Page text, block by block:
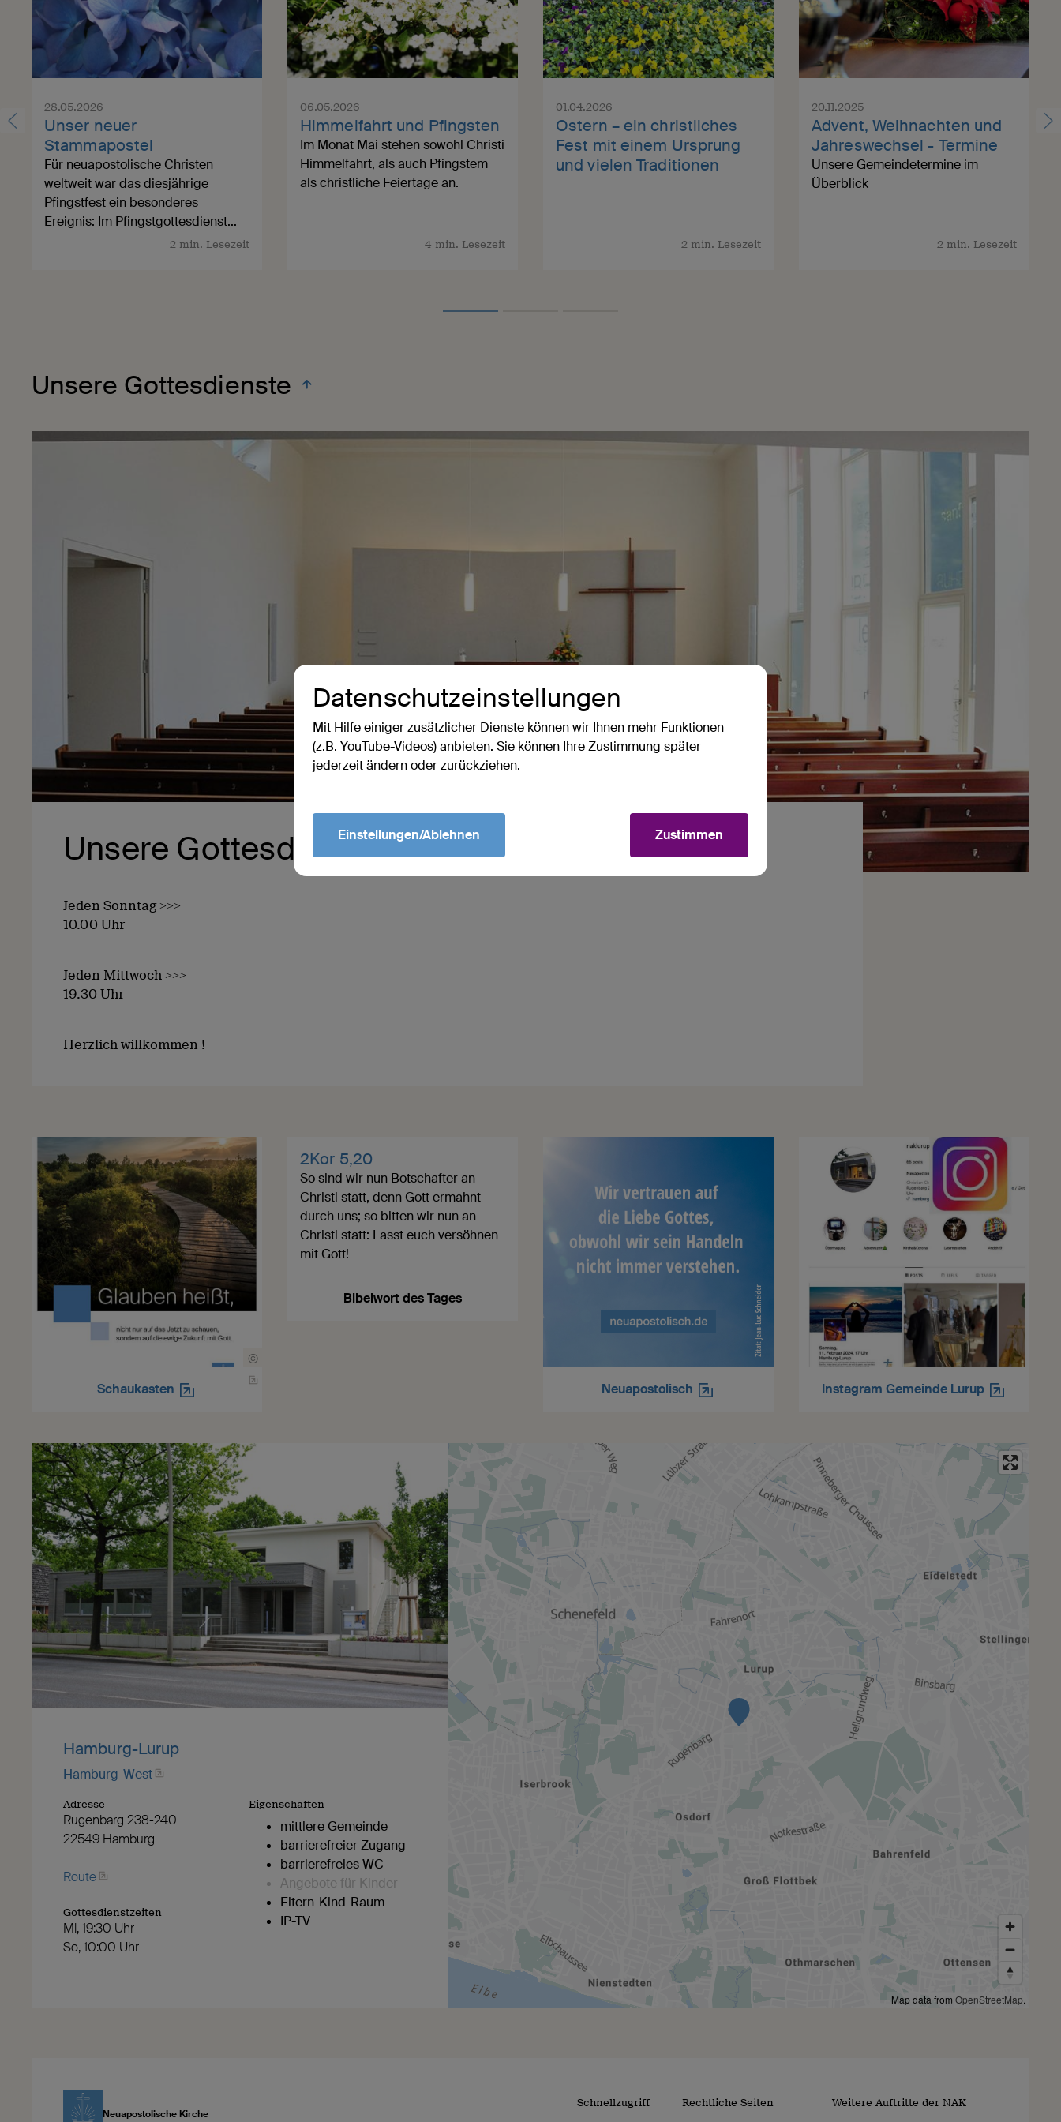
Kontakt
Willkommen in unserer
Gemeinde Hamburg-
Lurup!
Gemeindejubiläum - 150
Jahre NAK Hamburg-
Lurup
Unsere Gemeinde
Mehr dazu
Willkommen in unserer
Gemeinde Hamburg-
Lurup!
Gemeindejubiläum - 150
Jahre NAK Hamburg-
Lurup
Unsere Gemeinde
28.05.2026
Unser neuer
Stammapostel
Für neuapostolische Christen
weltweit war das diesjährige
Pfingstfest ein besonderes
Ereignis: Im Pfingstgottesdienst...
2 min. Lesezeit
06.05.2026
Himmelfahrt und Pfingsten
Im Monat Mai stehen sowohl Christi
Himmelfahrt, als auch Pfingstem
als christliche Feiertage an.
4 min. Lesezeit
01.04.2026
Ostern – ein christliches
Fest mit einem Ursprung
und vielen Traditionen
2 min. Lesezeit
20.11.2025
Advent, Weihnachten und
Jahreswechsel - Termine
Unsere Gemeindetermine im
Überblick
2 min. Lesezeit
Unsere Gottesdienste
Unsere Gottesdienste
Jeden Sonntag >>>
10.00 Uhr
Jeden Mittwoch >>>
19.30 Uhr
Herzlich willkommen !
©
Schaukasten
2Kor 5,20
So sind wir nun Botschafter an
Christi statt, denn Gott ermahnt
durch uns; so bitten wir nun an
Christi statt: Lasst euch versöhnen
mit Gott!
Bibelwort des Tages
Neuapostolisch Instagram Gemeinde Lurup
Hamburg-Lurup
Hamburg-West
Adresse
Rugenbarg 238-240
22549 Hamburg
Route
Gottesdienstzeiten
Mi, 19:30 Uhr
So, 10:00 Uhr
Eigenschaften
mittlere Gemeinde
barrierefreier Zugang
barrierefreies WC
Angebote für Kinder
Eltern-Kind-Raum
IP-TV
Map data from OpenStreetMap.
Neuapostolische Kirche
Schnellzugriff Rechtliche Seiten Weitere Auftritte der NAK
Datenschutzeinstellungen
Mit Hilfe einiger zusätzlicher Dienste können wir Ihnen mehr Funktionen
(z.B. YouTube-Videos) anbieten. Sie können Ihre Zustimmung später
jederzeit ändern oder zurückziehen.
Einstellungen/Ablehnen Zustimmen